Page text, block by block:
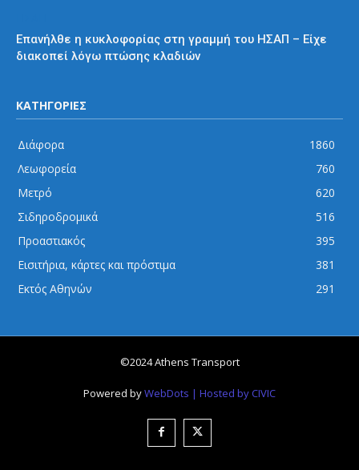
Επανήλθε η κυκλοφορίας στη γραμμή του ΗΣΑΠ – Είχε
διακοπεί λόγω πτώσης κλαδιών
ΚΑΤΗΓΟΡΙΕΣ
Διάφορα
1860
Λεωφορεία
760
Μετρό
620
Σιδηροδρομικά
516
Προαστιακός
395
Εισιτήρια, κάρτες και πρόστιμα
381
Εκτός Αθηνών
291
©2024 Athens Transport
Powered byWebDots | Hosted by CIVIC